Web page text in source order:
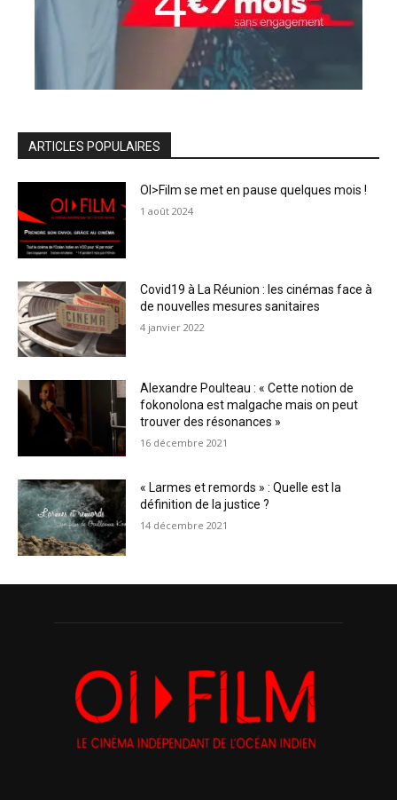
ARTICLES POPULAIRES
OI>Film se met en pause quelques mois !
1 août 2024
Covid19 à La Réunion : les cinémas face à
de nouvelles mesures sanitaires
4 janvier 2022
Alexandre Poulteau : « Cette notion de
fokonolona est malgache mais on peut
trouver des résonances »
16 décembre 2021
« Larmes et remords » : Quelle est la
définition de la justice ?
14 décembre 2021